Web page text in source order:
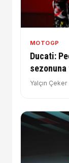
MOTOGP
Ducati:
Yalçın Çeker